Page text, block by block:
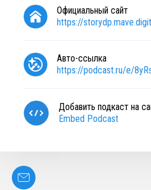
Официальный сайт
https://
Авто-ссылка
https://podcast.ru/e/
Добавить подкаст на
Embed Podcast